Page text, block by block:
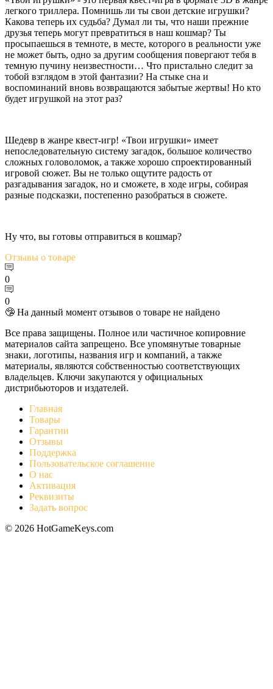
легкого триллера. Помнишь ли ты свои детские игрушки?
Какова теперь их судьба? Думал ли ты, что наши прежние
друзья теперь могут превратиться в наш кошмар? Ты
просыпаешься в темноте, в месте, которого в реальности уже
не может быть, одно за другим сообщения повергают тебя в
темную пучину неизвестности… Что пристально следит за
тобой взглядом в этой фантазии? На стыке сна и
воспоминаний вновь возвращаются забытые жертвы! Но кто
будет игрушкой на этот раз?
Шедевр в жанре квест-игр! «Твои игрушки» имеет
непоследовательную систему загадок, большое количество
сложных головоломок, а также хорошо спроектированный
игровой сюжет. Вы не только ощутите радость от
разгадывания загадок, но и сможете, в ходе игры, собирая
разные подсказки, постепенно разобраться в сюжете.
Ну что, вы готовы отправиться в кошмар?
Отзывы о товаре
0
0
🤥 На данный момент отзывов о товаре не найдено
Все права защищены. Полное или частичное копировние
материалов сайта запрещено. Все упомянутые товарные
знаки, логотипы, названия игр и компаний, а также
материалы, являются собственностью соответствующих
владельцев. Ключи закупаются у официальных
дистрибьюторов и издателей.
Главная
Товары
Гарантии
Отзывы
Поддержка
Пользовательское соглашение
О нас
Активация
Реквизиты
Задать вопрос
© 2026 HotGameKeys.com